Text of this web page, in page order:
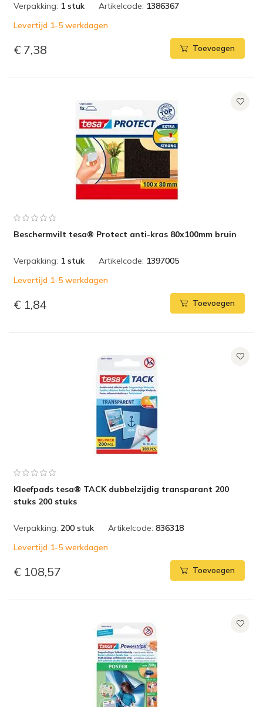
Verpakking: 1 stuk Artikelcode: 1386367
Levertijd 1-5 werkdagen
€ 7,38 Toevoegen
Beschermvilt tesa® Protect anti-kras 80x100mm bruin
Verpakking: 1 stuk Artikelcode: 1397005
Levertijd 1-5 werkdagen
€ 1,84 Toevoegen
Kleefpads tesa® TACK dubbelzijdig transparant 200
stuks 200 stuks
Verpakking: 200 stuk Artikelcode: 836318
Levertijd 1-5 werkdagen
€ 108,57 Toevoegen